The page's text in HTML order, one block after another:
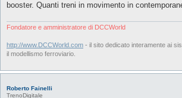
booster. Quanti treni in movimento in
Fondatore e amministratore di DCCWorld
http://www.DCCWorld.com - il sito dedicato interamente ai
il modellismo ferroviario.
Roberto Fainelli
TrenoDigitale